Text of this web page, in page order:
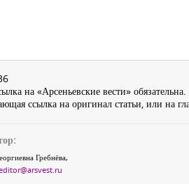
на «Арсеньевские вести» обязательна.
ссылка на оригинал статьи, или на
Гребнёва,